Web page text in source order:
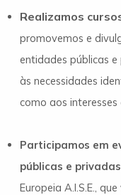
Realizamos
promovemos e
entidades públicas
às necessidades
como aos
Participamos em
públicas e
Europeia A.I.S.E.,